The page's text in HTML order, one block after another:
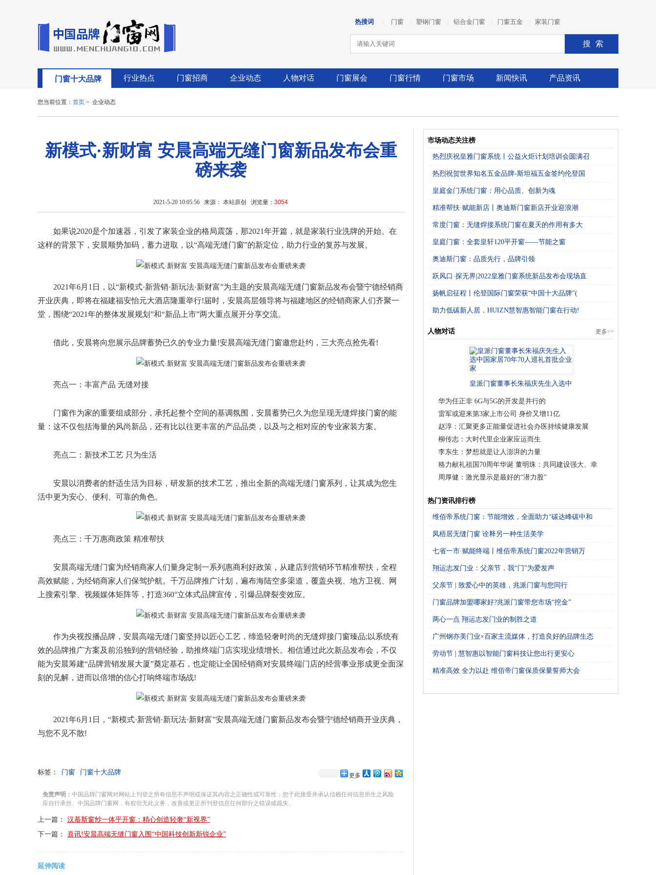
热搜词 门窗 塑钢门窗 铝合金门窗 门窗五金 家装门窗
搜索
门窗十大品牌 行业热点 门窗招商 企业动态 人物对话 门窗展会 门窗行情 门窗市场 新闻快讯 产品资讯
您当前位置： 首页 > 企业动态
新模式·新财富 安晨高端无缝门窗新品发布会重
磅来袭
2021-5-20 10:05:56 来源： 本站原创 浏览量： 3054
如果说2020是个加速器，引发了家装企业的格局震荡，那2021年开篇，就是家装行业洗牌的开始。在
这样的背景下，安晨顺势加码，蓄力进取，以“高端无缝门窗”的新定位，助力行业的复苏与发展。
2021年6月1日，以“新模式·新营销·新玩法·新财富”为主题的安晨高端无缝门窗新品发布会暨宁德经销商
开业庆典，即将在福建福安怡元大酒店隆重举行!届时，安晨高层领导将与福建地区的经销商家人们齐聚一
堂，围绕“2021年的整体发展规划”和“新品上市”两大重点展开分享交流。
借此，安晨将向您展示品牌蓄势已久的专业力量!安晨高端无缝门窗邀您赴约，三大亮点抢先看!
亮点一：丰富产品 无缝对接
门窗作为家的重要组成部分，承托起整个空间的基调氛围，安晨蓄势已久为您呈现无缝焊接门窗的能
量：这不仅包括海量的风尚新品，还有比以往更丰富的产品品类，以及与之相对应的专业家装方案。
亮点二：新技术工艺 只为生活
安晨以消费者的舒适生活为目标，研发新的技术工艺，推出全新的高端无缝门窗系列，让其成为您生
活中更为安心、便利、可靠的角色。
亮点三：千万惠商政策 精准帮扶
安晨高端无缝门窗为经销商家人们量身定制一系列惠商利好政策，从建店到营销环节精准帮扶，全程
高效赋能，为经销商家人们保驾护航。千万品牌推广计划，遍布海陆空多渠道，覆盖央视、地方卫视、网
上搜索引擎、视频媒体矩阵等，打造360°立体式品牌宣传，引爆品牌裂变效应。
作为央视投播品牌，安晨高端无缝门窗坚持以匠心工艺，缔造轻奢时尚的无缝焊接门窗臻品;以系统有
效的品牌推广方案及前沿独到的营销经验，助推终端门店实现业绩增长。相信通过此次新品发布会，不仅
能为安晨筹建“品牌营销发展大厦”奠定基石，也定能让全国经销商对安晨终端门店的经营事业形成更全面深
刻的见解，进而以倍增的信心打响终端市场战!
2021年6月1日，“新模式·新营销·新玩法·新财富”安晨高端无缝门窗新品发布会暨宁德经销商开业庆典，
与您不见不散!
标签： 门窗 门窗十大品牌 更多
免责声明： 中国品牌门窗网对网站上刊登之所有信息不声明或保证其内容之正确性或可靠性；您于此接受并承认信赖任何信息所生之风险
应自行承担。中国品牌门窗网，有权但无此义务，改善或更正所刊登信息任何部分之错误或疏失。
上一篇：
汉慕斯窗纱一体平开窗：精心创造轻奢“新视界”
下一篇：
喜讯!安晨高端无缝门窗入围“中国科技创新新锐企业”
延伸阅读
市场动态关注榜
热烈庆祝皇雅门窗系统丨公益火炬计划培训会圆满召
热烈祝贺世界知名五金品牌-斯坦福五金签约伦登国
皇庭金门系统门窗：用心品质、创新为魂
精准帮扶·赋能新店丨奥迪斯门窗新店开业迎浪潮
常度门窗：无缝焊接系统门窗在夏天的作用有多大
皇庭门窗：全套皇轩120平开窗——节能之窗
奥迪斯门窗：品质先行，品牌引领
跃风口·探无界|2022皇雅门窗系统新品发布会现场直
扬帆启征程丨伦登国际门窗荣获“中国十大品牌”(
助力低碳新人居，HUIZN慧智惠智能门窗在行动!
人物对话 更多>>
皇派门窗董事长朱福庆先生入选中
国家居70年70人巡
华为任正非 6G与5G的开发是并行的
雷军或迎来第3家上市公司 身价又增11亿
赵淳：汇聚更多正能量促进社会办医持续健康发展
柳传志：大时代里企业家应运而生
李东生：梦想就是让人澎湃的力量
格力献礼祖国70周年华诞 董明珠：共同建设强大、幸
周厚健：激光显示是最好的“潜力股”
热门资讯排行榜
维佰帝系统门窗：节能增效，全面助力“碳达峰碳中和
凤梧居无缝门窗 诠释另一种生活美学
七省一市·赋能终端丨维佰帝系统门窗2022年营销万
翔运志发门业：父亲节，我“门”为爱发声
父亲节 | 致爱心中的英雄，兆派门窗与您同行
门窗品牌加盟哪家好?兆派门窗带您市场“挖金”
两心一点 翔运志发门业的制胜之道
广州钢亦美门业×百家主流媒体，打造良好的品牌生态
劳动节 | 慧智惠以智能门窗科技让您出行更安心
精准高效 全力以赴 维佰帝门窗保质保量誓师大会